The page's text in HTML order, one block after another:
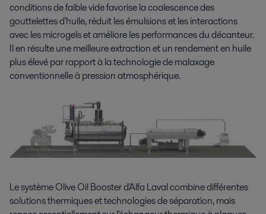
conditions de faible vide favorise la coalescence des
gouttelettes d'huile, réduit les émulsions et les interactions
avec les microgels et améliore les performances du décanteur.
Il en résulte une meilleure extraction et un rendement en huile
plus élevé par rapport à la technologie de malaxage
conventionnelle à pression atmosphérique.
Le système Olive Oil Booster d'Alfa Laval combine différentes
solutions thermiques et technologies de séparation, mais